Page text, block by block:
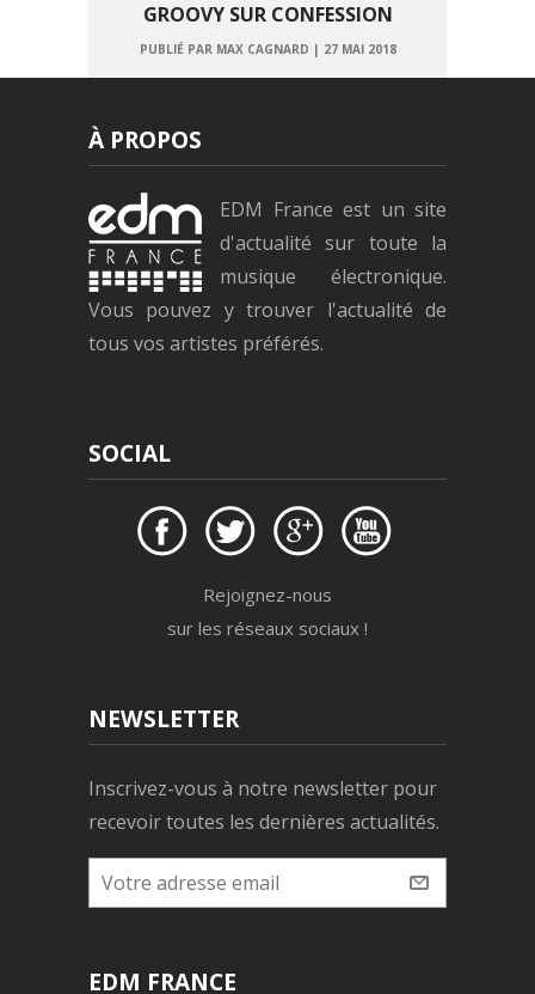
GROOVY SUR CONFESSION
PUBLIÉ PAR MAX CAGNARD | 27 MAI 2018
À PROPOS
EDM France est un site
d'actualité sur toute la
musique électronique.
Vous pouvez y trouver l'actualité de
tous vos artistes préférés.
SOCIAL
Rejoignez-nous
sur les réseaux sociaux !
NEWSLETTER
Inscrivez-vous à notre newsletter pour
recevoir toutes les dernières actualités.
EDM FRANCE